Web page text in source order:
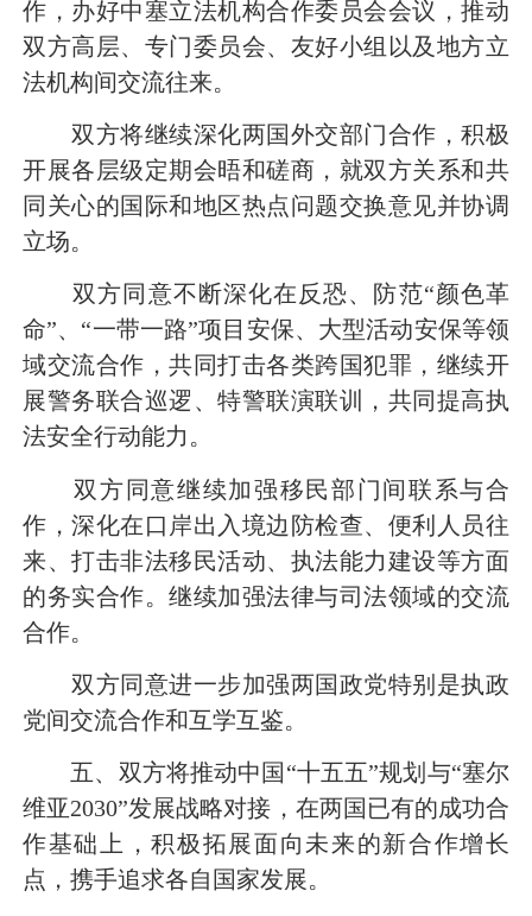
作，办好中塞立法机构合作委员会会议，推动
双方高层、专门委员会、友好小组以及地方立
法机构间交流往来。
双方将继续深化两国外交部门合作，积极
开展各层级定期会晤和磋商，就双方关系和共
同关心的国际和地区热点问题交换意见并协调
立场。
双方同意不断深化在反恐、防范“颜色革
命”、“一带一路”项目安保、大型活动安保等领
域交流合作，共同打击各类跨国犯罪，继续开
展警务联合巡逻、特警联演联训，共同提高执
法安全行动能力。
双方同意继续加强移民部门间联系与合
作，深化在口岸出入境边防检查、便利人员往
来、打击非法移民活动、执法能力建设等方面
的务实合作。继续加强法律与司法领域的交流
合作。
双方同意进一步加强两国政党特别是执政
党间交流合作和互学互鉴。
五、双方将推动中国“十五五”规划与“塞尔
维亚2030”发展战略对接，在两国已有的成功合
作基础上，积极拓展面向未来的新合作增长
点，携手追求各自国家发展。